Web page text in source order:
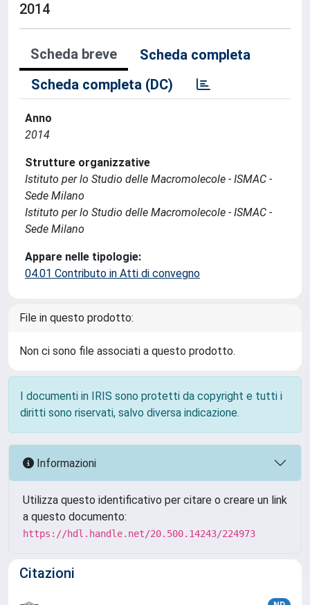
2014
Scheda breve
Scheda completa
Scheda completa (DC)
Anno
2014
Strutture organizzative
Istituto per lo Studio delle Macromolecole - ISMAC -
Sede Milano
Istituto per lo Studio delle Macromolecole - ISMAC -
Sede Milano
Appare nelle tipologie:
04.01 Contributo in Atti di convegno
File in questo prodotto:
Non ci sono file associati a questo prodotto.
I documenti in IRIS sono protetti da copyright e tutti i
diritti sono riservati, salvo diversa indicazione.
Informazioni
Utilizza questo identificativo per citare o creare un link
a questo documento:
https://hdl.handle.net/20.500.14243/224973
Citazioni